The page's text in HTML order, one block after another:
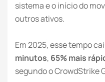
sistema e o início do
outros ativos.
Em 2025, esse tempo
minutos, 65% mais
segundo o CrowdStrike